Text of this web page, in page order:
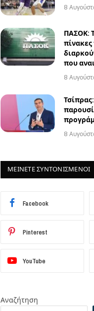
8
ΠΑΣΟΚ:
που
8
8
ΜΕΙΝΕΤΕ ΣΥΝΤΟΝΙΣΜΕΝΟΙ
Facebook
Pinterest
YouTube
Αναζήτηση